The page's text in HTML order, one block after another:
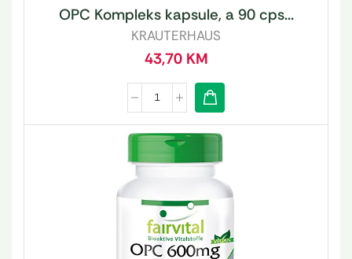
OPC Kompleks kapsule, a 90 cps...
KRAUTERHAUS
43,70 KM